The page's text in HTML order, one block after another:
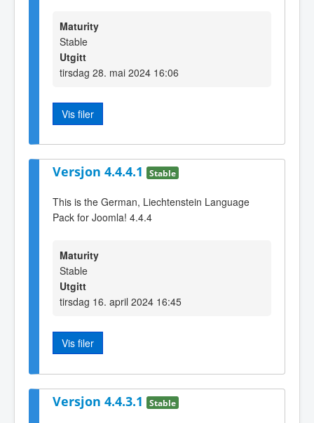
Maturity
Stable
Utgitt
tirsdag 28. mai 2024 16:06
Vis filer
Versjon 4.4.4.1 Stable
This is the German, Liechtenstein Language
Pack for Joomla! 4.4.4
Maturity
Stable
Utgitt
tirsdag 16. april 2024 16:45
Vis filer
Versjon 4.4.3.1 Stable